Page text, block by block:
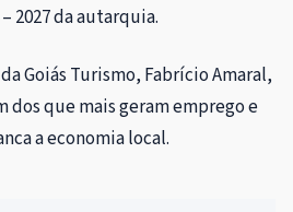
2027 da autarquia.
Goiás Turismo, Fabrício Amaral,
dos que mais geram emprego e
a economia local.